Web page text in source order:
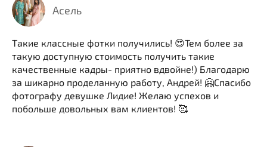
Асель
Такие классные фотки получились! 😍Тем более за
такую доступную стоимость получить такие
качественные кадры- приятно вдвойне!) Благодарю
за шикарно проделанную работу, Андрей! 🤗Спасибо
фотографу девушке Лидие! Желаю успехов и
побольше довольных вам клиентов! 🥰